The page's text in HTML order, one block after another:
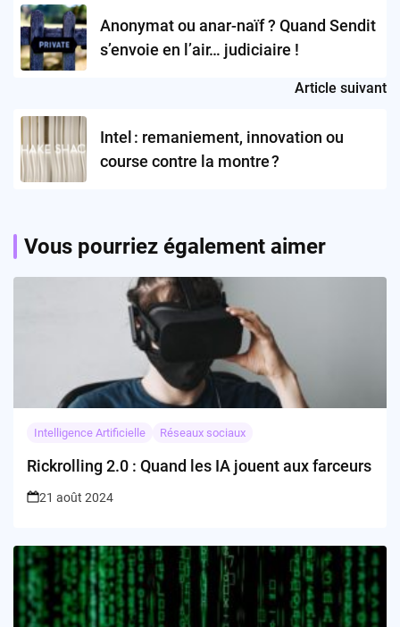
navigationAnonymat ou anar-naïf ? Quand Sendit
s’envoie en l’air… judiciaire !
Article suivant
Intel : remaniement, innovation ou
course contre la montre ?
Vous pourriez également aimer
Intelligence Artificielle Réseaux sociaux
Rickrolling 2.0 : Quand les IA jouent aux farceurs
21 août 2024